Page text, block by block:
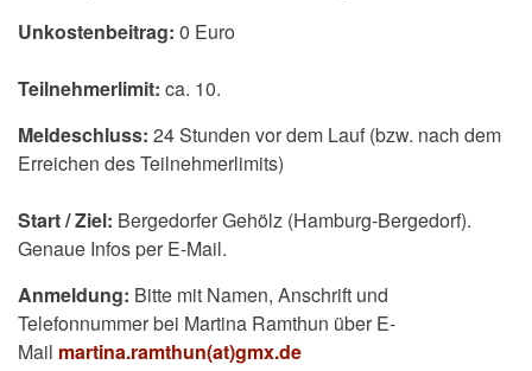
Unkostenbeitrag: 0 Euro
Teilnehmerlimit: ca. 10.
Meldeschluss: 24 Stunden vor dem Lauf (bzw. nach dem
Erreichen des Teilnehmerlimits)
Start / Ziel: Bergedorfer Gehölz (Hamburg-Bergedorf).
Genaue Infos per E-Mail.
Anmeldung: Bitte mit Namen, Anschrift und
Telefonnummer bei Martina Ramthun über E-
Mail martina.ramthun(at)gmx.de